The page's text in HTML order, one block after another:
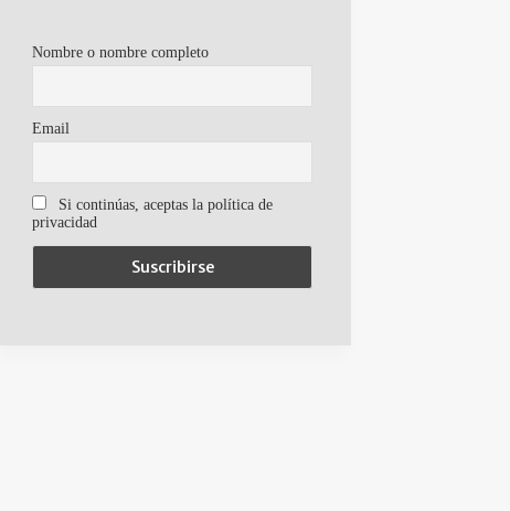
Nombre o nombre completo
Email
Si continúas, aceptas la política de
privacidad